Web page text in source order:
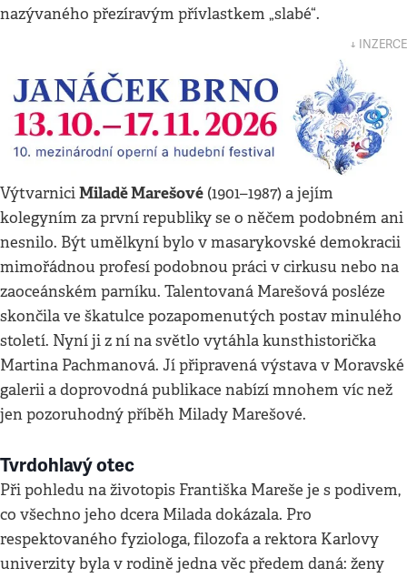
nazývaného přezíravým přívlastkem „slabé“.
↓ INZERCE
VýtvarniciMiladě Marešové (1901–1987) a jejím
kolegyním za první republiky se o něčem podobném ani
nesnilo. Být umělkyní bylo v masarykovské demokracii
mimořádnou profesí podobnou práci v cirkusu nebo na
zaoceánském parníku. Talentovaná Marešová posléze
skončila ve škatulce pozapomenutých postav minulého
století. Nyní ji z ní na světlo vytáhla kunsthistorička
Martina Pachmanová. Jí připravená výstava v Moravské
galerii a doprovodná publikace nabízí mnohem víc než
jen pozoruhodný příběh Milady Marešové.
Tvrdohlavý otec
Při pohledu na životopis Františka Mareše je s podivem,
co všechno jeho dcera Milada dokázala. Pro
respektovaného fyziologa, filozofa a rektora Karlovy
univerzity byla v rodině jedna věc předem daná: ženy